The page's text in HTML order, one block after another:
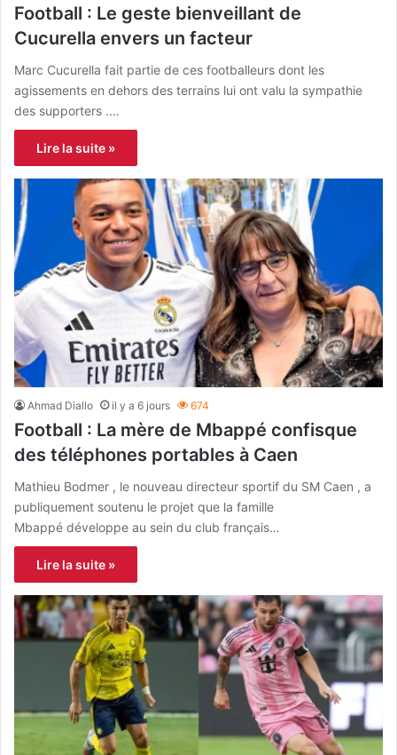
Football : Le geste bienveillant de
Cucurella envers un facteur
Marc Cucurella fait partie de ces footballeurs dont les
agissements en dehors des terrains lui ont valu la sympathie
des supporters .…
Lire la suite »
Ahmad Diallo il y a 6 jours 674
Football : La mère de Mbappé confisque
des téléphones portables à Caen
Mathieu Bodmer , le nouveau directeur sportif du SM Caen , a
publiquement soutenu le projet que la famille
Mbappé développe au sein du club français…
Lire la suite »